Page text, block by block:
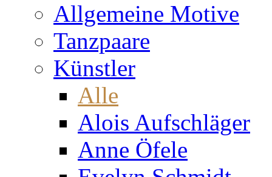
Allgemeine Motive
Tanzpaare
Künstler
Alle
Alois Aufschläger
Anne Öfele